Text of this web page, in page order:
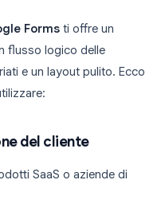
Forms ti offre un
flusso logico delle
e un layout pulito. Ecco
del cliente
SaaS o aziende di